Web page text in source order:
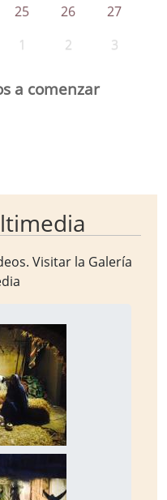
25 26
27
1 2 3
a comenzar
Visitar la Galería